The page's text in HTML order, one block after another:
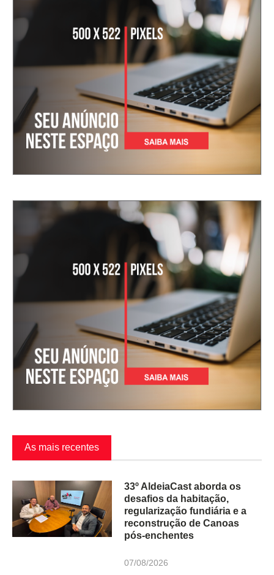
As mais recentes
33º AldeiaCast aborda os
desafios da habitação,
regularização fundiária e a
reconstrução de Canoas
pós-enchentes
07/08/2026